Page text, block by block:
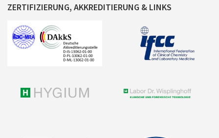
ZERTIFIZIERUNG, AKKREDITIERUNG & LINKS